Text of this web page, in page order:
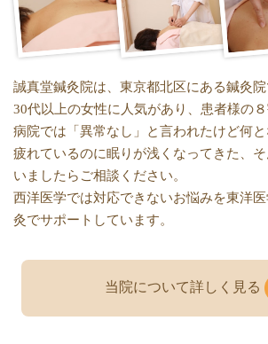
誠真堂鍼灸院は、東京都北区にある鍼灸院
30代以上の女性に人気があり、患者様の８
病院では「異常なし」と言われたけど何と
疲れているのに眠りが浅くなってきた、
いましたらご相談ください。
西洋医学では対応できないお悩みを東洋
灸でサポートしています。
当院について詳しく見る